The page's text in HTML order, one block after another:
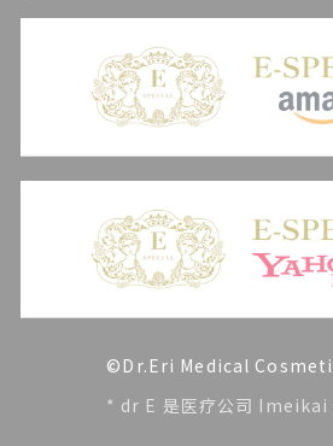
©Dr.Eri Medical
* dr E 是医疗公司 Imeikai